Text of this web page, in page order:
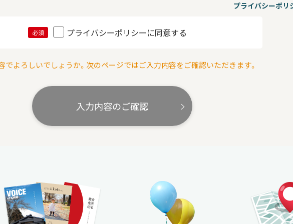
プライバシーポリ
必須 プライバシーポリシーに同意する
でよろしいでしょうか。次のページではご入力内容をご確認いただきます。
入力内容のご確認